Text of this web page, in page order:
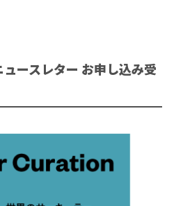
ースレター お申し込み受